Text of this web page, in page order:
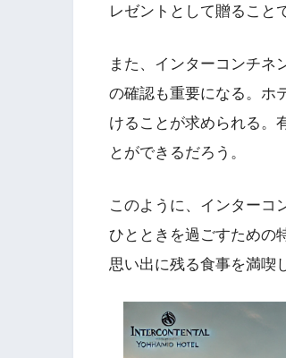
レゼントとして贈ること
また、インターコンチネ
の確認も重要になる。ホ
けることが求められる。
とができるだろう。
このように、インターコ
ひとときを過ごすための
思い出に残る食事を満喫